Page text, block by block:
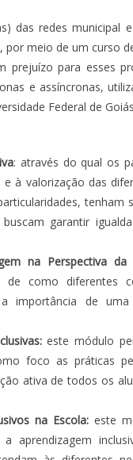
das redes municipal
meio de um curso
prejuízo para esses
e assíncronas,
Federal de
: através do qual os
à valorização das
tenham
garantir
na Perspectiva da
de como diferentes
importância de
este módulo
foco as práticas
ativa de todos os
na Escola:este
aprendizagem